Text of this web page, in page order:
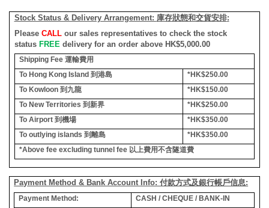
Stock Status & Delivery Arrangement: 庫存狀態和交貨安排:
Please CALLour sales representatives to check the stock
status FREE delivery for an order above HK$5,000.00
Shipping Fee 運輸費用
To Hong Kong Island 到港島
*HK$250.00
To Kowloon 到九龍
*HK$150.00
To New Territories 到新界
*HK$250.00
To Airport 到機場
*HK$350.00
To outlying islands 到離島
*HK$350.00
*Above fee excluding tunnel fee 以上費用不含隧道費
Payment Method & Bank Account Info: 付款方式及銀行帳戶信息:
Payment Method:
CASH / CHEQUE / BANK-IN